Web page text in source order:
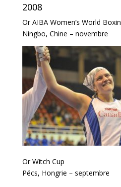
2008
Or AIBA Women’s World
Ningbo, Chine – novembre
Or Witch Cup
Pécs, Hongrie – septembre